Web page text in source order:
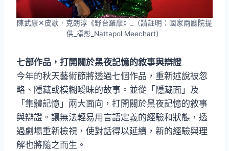
陳武康✕皮歇．克朗淳《野台羅摩》_（請註明：國家兩廳院提
供_攝影_Nattapol Meechart）
七部作品，打開關於黑夜記憶的敘事與辯證
今年的秋天藝術節將透過七個作品，重新述說被忽
略、隱藏或模糊曖昧的故事。並從「隱藏面」及
「集體記憶」兩大面向，打開關於黑夜記憶的敘事
與辯證。讓無法輕易用言語定義的經驗和狀態，透
過劇場重新檢視，使對話得以延續，新的經驗與理
解也將隨之而生。